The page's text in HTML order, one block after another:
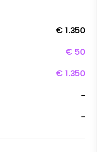
€ 1.350
€ 50
€ 1.350
-
-